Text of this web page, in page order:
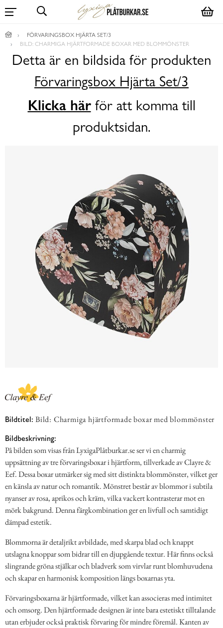
FÖRVARINGSBOX HJÄRTA SET/3
BILD: CHARMIGA HJÄRTFORMADE BOXAR MED BLOMMÖNSTER
Detta är en bildsida för produkten
Förvaringsbox Hjärta Set/3
Klicka härför att komma till
produktsidan.
Bildtitel: Bild: Charmiga hjärtformade boxar med blommönster
Bildbeskrivning:
På bilden som visas från LyxigaPlåtburkar.se ser vi en charmig
uppsättning av tre förvaringsboxar i hjärtform, tillverkade av Clayre &
Eef. Dessa boxar utmärker sig med sitt distinkta blommönster, vilket ger
en känsla av natur och romantik. Mönstret består av blommor i subtila
nyanser av rosa, aprikos och kräm, vilka vackert kontrasterar mot en
mörk bakgrund. Denna färgkombination ger en livfull och samtidigt
dämpad estetik.
Blommorna är detaljrikt avbildade, med skarpa blad och knappt
utslagna knoppar som bidrar till en djupgående textur. Här finns också
slingrande gröna stjälkar och bladverk som virvlar runt blomhuvudena
och skapar en harmonisk komposition längs boxarnas yta.
Förvaringsboxarna är hjärtformade, vilket kan associeras med intimitet
och omsorg. Den hjärtformade designen är inte bara estetiskt tilltalande
utan erbjuder också praktisk förvaring för mindre föremål. Kanten av